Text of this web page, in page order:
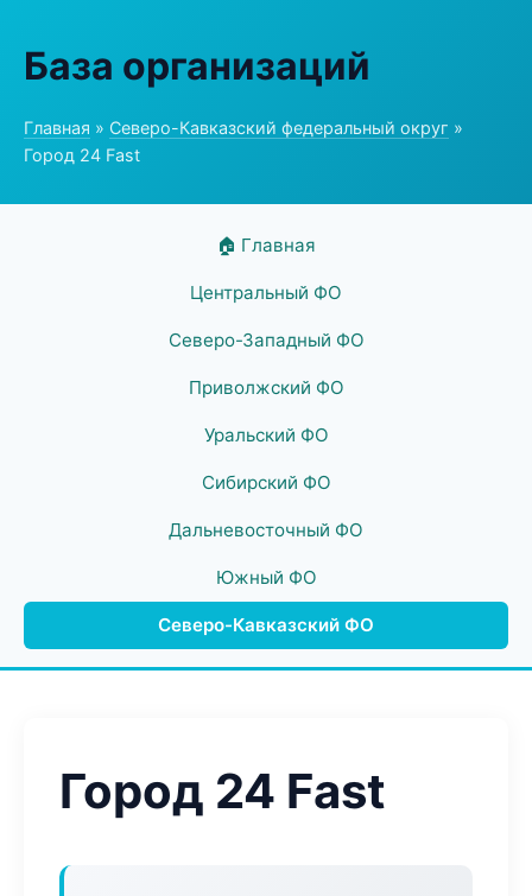
База организаций
Главная » Северо-Кавказский федеральный округ »
Город 24 Fast
🏠 Главная
Центральный ФО
Северо-Западный ФО
Приволжский ФО
Уральский ФО
Сибирский ФО
Дальневосточный ФО
Южный ФО
Северо-Кавказский ФО
Город 24 Fast